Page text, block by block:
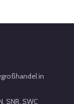
in
SNR, SWC